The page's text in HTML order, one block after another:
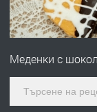
ПРЕДЛАГА
Меденки с